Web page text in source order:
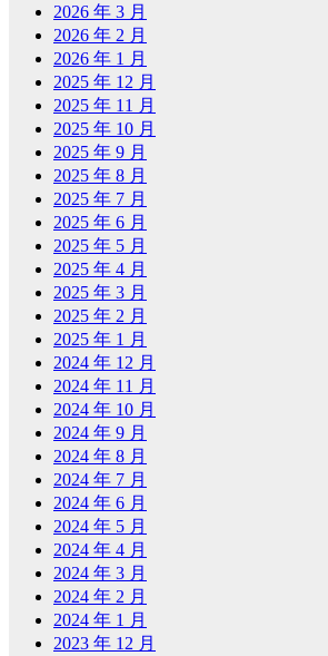
2026 年 3 月
2026 年 2 月
2026 年 1 月
2025 年 12 月
2025 年 11 月
2025 年 10 月
2025 年 9 月
2025 年 8 月
2025 年 7 月
2025 年 6 月
2025 年 5 月
2025 年 4 月
2025 年 3 月
2025 年 2 月
2025 年 1 月
2024 年 12 月
2024 年 11 月
2024 年 10 月
2024 年 9 月
2024 年 8 月
2024 年 7 月
2024 年 6 月
2024 年 5 月
2024 年 4 月
2024 年 3 月
2024 年 2 月
2024 年 1 月
2023 年 12 月